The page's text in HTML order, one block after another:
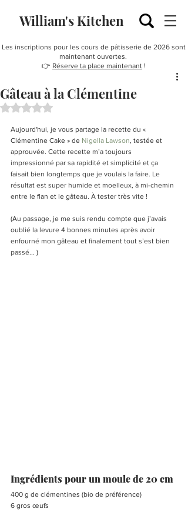
William's Kitchen
Les inscriptions pour les cours de pâtisserie de 2026 sont
maintenant ouvertes.
👉 Réserve ta place maintenant !
Gâteau à la Clémentine
Noté NaN étoiles sur 5.
Aujourd'hui, je vous partage la recette du «
Clémentine Cake » de Nigella Lawson, testée et
approuvée. Cette recette m’a toujours
impressionné par sa rapidité et simplicité et ça
faisait bien longtemps que je voulais la faire. Le
résultat est super humide et moelleux, à mi-chemin
entre le flan et le gâteau. À tester très vite !
(Au passage, je me suis rendu compte que j’avais
oublié la levure 4 bonnes minutes après avoir
enfourné mon gâteau et finalement tout s’est bien
passé... )
Ingrédients pour un moule de 20 cm
400 g de clémentines (bio de préférence)
6 gros œufs